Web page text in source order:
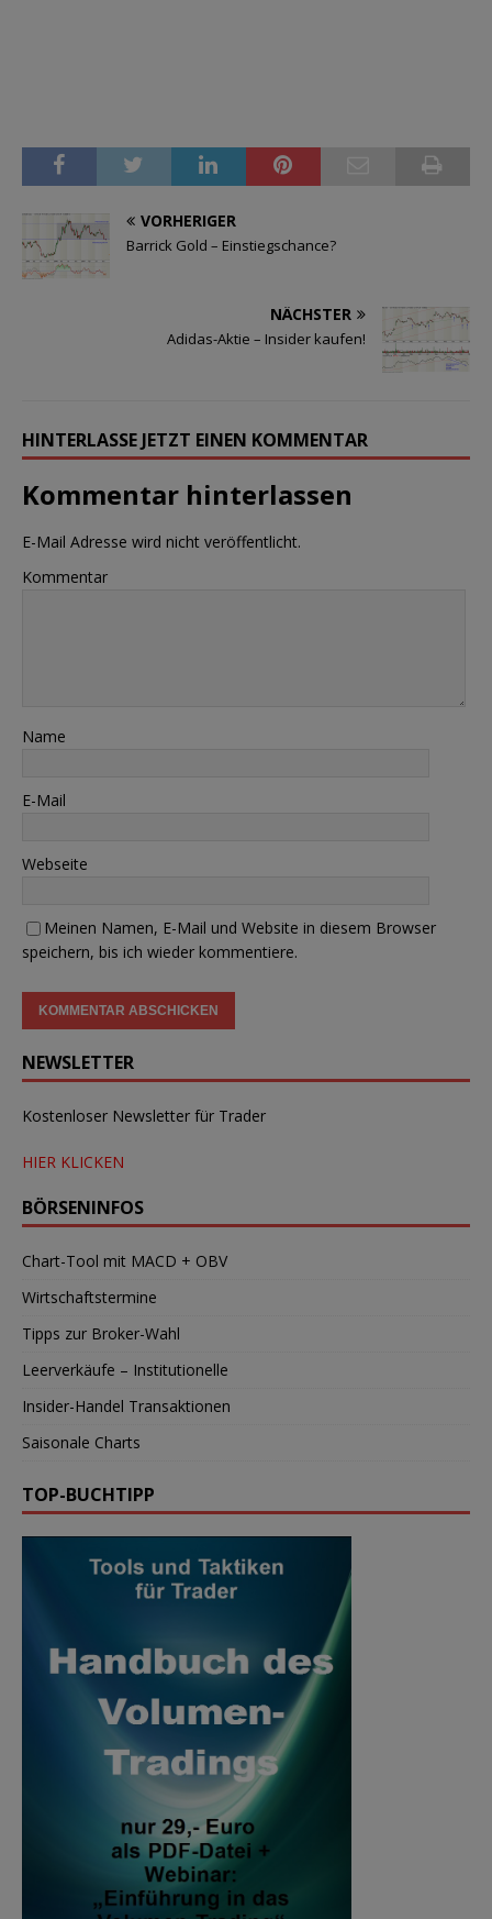
VORHERIGER
Barrick Gold – Einstiegschance?
NÄCHSTER
Adidas-Aktie – Insider kaufen!
HINTERLASSE JETZT EINEN KOMMENTAR
Kommentar hinterlassen
E-Mail Adresse wird nicht veröffentlicht.
Kommentar
Name
E-Mail
Webseite
Meinen Namen, E-Mail und Website in diesem Browser
speichern, bis ich wieder kommentiere.
NEWSLETTER
Kostenloser Newsletter für Trader
HIER KLICKEN
BÖRSENINFOS
Chart-Tool mit MACD + OBV
Wirtschaftstermine
Tipps zur Broker-Wahl
Leerverkäufe – Institutionelle
Insider-Handel Transaktionen
Saisonale Charts
TOP-BUCHTIPP